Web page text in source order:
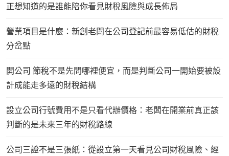
正想知道的是誰能陪你看見財稅風險與成長佈局
營業項目是什麼：新創老闆在公司登記前最容易低估的財稅
分岔點
開公司 節稅不是先問哪裡便宜，而是判斷公司一開始要被設
計成能走多遠的財稅結構
設立公司行號費用不是只看代辦價格：老闆在開業前真正該
判斷的是未來三年的財稅路線
公司三證不是三張紙：從設立第一天看見公司財稅風險、經